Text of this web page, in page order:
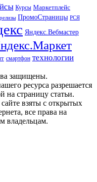
Курсы Маркетплейс
ПромоСтраницы РСЯ
Яндекс.Вебмастер
смартфон технологии
защищены.
ресурса разрешается
на страницу статьи.
взяты с открытых
все права на
владельцам.